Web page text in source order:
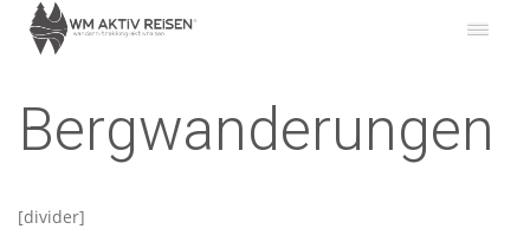
Bergwanderungen
[divider]